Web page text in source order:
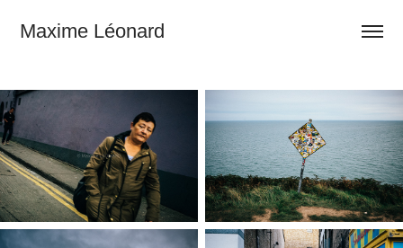
Maxime Léonard